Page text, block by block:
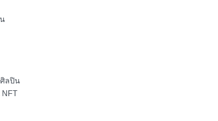
ลปิน